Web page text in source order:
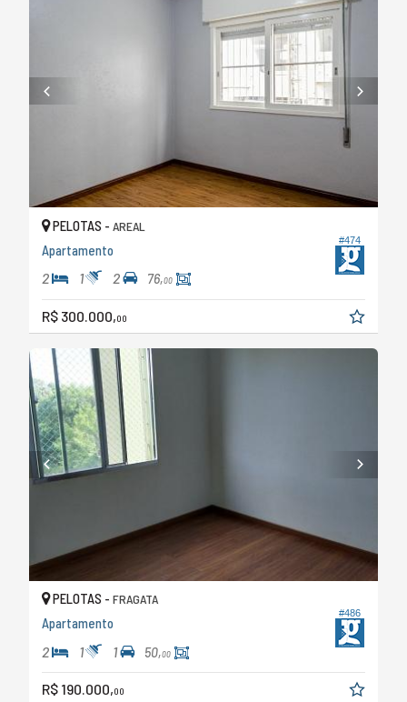
#474
PELOTAS - AREAL
Apartamento
2 1 2 76,00
R$ 300.000,00
#486
PELOTAS - FRAGATA
Apartamento
2 1 1 50,00
R$ 190.000,00